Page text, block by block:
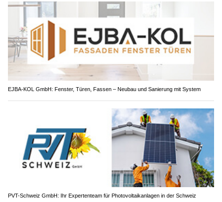
EJBA-KOL GmbH: Fenster, Türen, Fassen – Neubau und Sanierung mit System
PVT-Schweiz GmbH: Ihr Expertenteam für Photovoltaikanlagen in der Schweiz